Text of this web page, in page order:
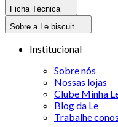
Ficha Técnica
Sobre a Le biscuit
Institucional
Sobre nós
Nossas lojas
Clube Minha
Blog da Le
Trabalhe